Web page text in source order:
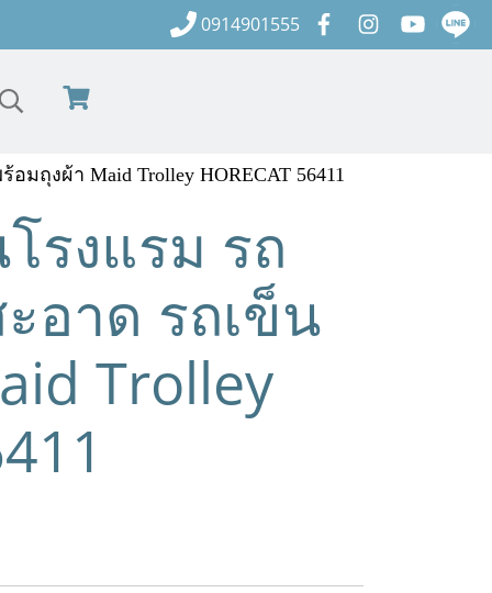
0914901555
ถุงผ้า Maid Trolley HORECAT 56411
รงแรม รถ
อาด รถเข็น
Trolley